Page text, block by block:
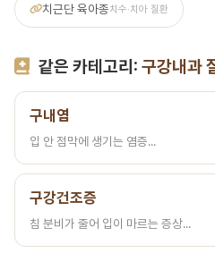
치근단 육아종치수·치아 질환
같은 카테고리: 구강내과
구내염
입 안 점막에 생기는 염증...
구강건조증
침 분비가 줄어 입이 마르는 증상...